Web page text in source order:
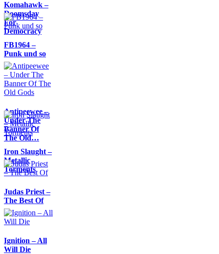
Komahawk –
Doomsday
For
Democracy
FB1964 –
Punk und so
Antipeewee –
Under The
Banner Of
The Old…
Iron Slaught –
Metallic
Torments
Judas Priest –
The Best Of
Ignition – All
Will Die